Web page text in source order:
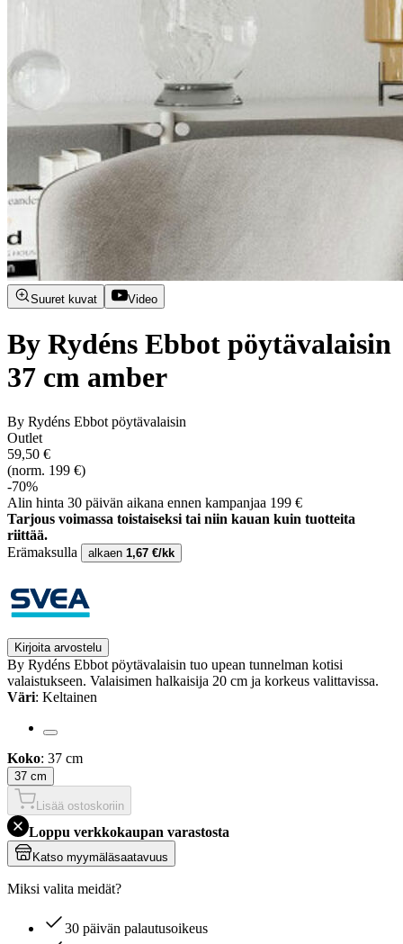
Suuret kuvat Video
By Rydéns Ebbot pöytävalaisin
37 cm amber
By Rydéns Ebbot pöytävalaisin
Outlet
59,50 €
(norm. 199 €)
-70%
Alin hinta 30 päivän aikana ennen kampanjaa 199 €
Tarjous voimassa toistaiseksi tai niin kauan kuin tuotteita
riittää.
Erämaksulla
alkaen 1,67 €/kk
Kirjoita arvostelu
By Rydéns Ebbot pöytävalaisin tuo upean tunnelman kotisi
valaistukseen. Valaisimen halkaisija 20 cm ja korkeus valittavissa.
Väri: Keltainen
Koko: 37 cm
37 cm
Lisää ostoskoriin
Loppu verkkokaupan varastosta
Katso myymäläsaatavuus
Miksi valita meidät?
30 päivän palautusoikeus